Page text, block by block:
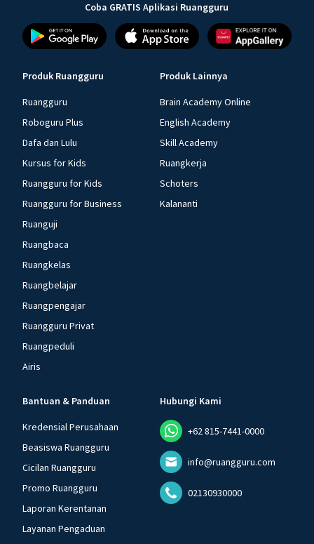
Coba GRATIS Aplikasi Ruangguru
Produk Ruangguru
Ruangguru
Roboguru Plus
Dafa dan Lulu
Kursus for Kids
Ruangguru for Kids
Ruangguru for Business
Ruanguji
Ruangbaca
Ruangkelas
Ruangbelajar
Ruangpengajar
Ruangguru Privat
Ruangpeduli
Airis
Produk Lainnya
Brain Academy Online
English Academy
Skill Academy
Ruangkerja
Schoters
Kalananti
Bantuan & Panduan
Kredensial Perusahaan
Beasiswa Ruangguru
Cicilan Ruangguru
Promo Ruangguru
Laporan Kerentanan
Layanan Pengaduan
Hubungi Kami
+62 815-7441-0000
info@ruangguru.com
02130930000